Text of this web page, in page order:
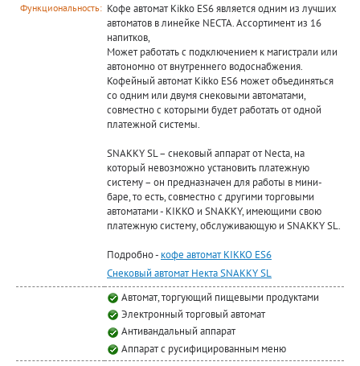
Функциональность: Кофе автомат Kikko ES6 является одним из лучших
автоматов в линейке NECTA. Ассортимент из 16
напитков,
Может работать с подключением к магистрали или
автономно от внутреннего водоснабжения.
Кофейный автомат Kikko ES6 может объединяться
со одним или двумя снековыми автоматами,
совместно с которыми будет работать от одной
платежной системы.
SNAKKY SL – снековый аппарат от Necta, на
который невозможно установить платежную
систему – он предназначен для работы в мини-
баре, то есть, совместно с другими торговыми
автоматами - KIKKO и SNAKKY, имеющими свою
платежную систему, обслуживающую и SNAKKY SL.
Подробно - кофе автомат KIKKO ES6
Снековый автомат Некта SNAKKY SL
Автомат, торгующий пищевыми продуктами
Электронный торговый автомат
Антивандальный аппарат
Аппарат с русифицированным меню